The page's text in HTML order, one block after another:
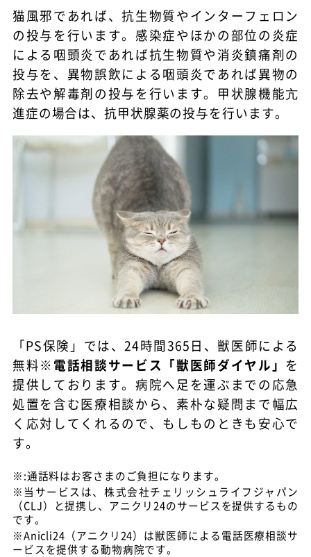
猫風邪であれば、抗生物質やインターフェロン
の投与を行います。感染症やほかの部位の炎症
による咽頭炎であれば抗生物質や消炎鎮痛剤の
投与を、異物誤飲による咽頭炎であれば異物の
除去や解毒剤の投与を行います。甲状腺機能亢
進症の場合は、抗甲状腺薬の投与を行います。
「PS保険」では、24時間365日、獣医師による
無料※ 電話相談サービス「獣医師ダイヤル」 を
提供しております。 病院へ足を運ぶまでの応急
処置を含む医療相談から、素朴な疑問 まで幅広
く応対してくれるので、もしものときも安心で
す。
※:通話料はお客さまのご負担になります。
※当サービスは、株式会社チェリッシュライフジャパン
（CLJ）と提携し、アニクリ24のサービスを提供するもの
です。
※Anicli24（アニクリ24）は獣医師による電話医療相談サ
ービスを提供する動物病院です。